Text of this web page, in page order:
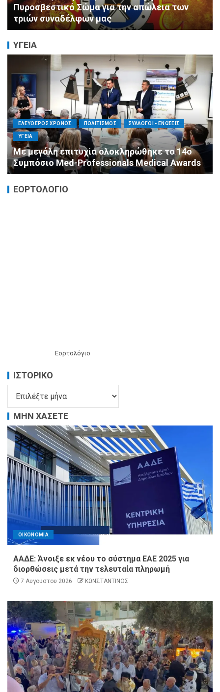
της Μεταμορφώσεως του Σωτήρος στον
Ασύρματο
ΥΓΕΙΑ
ΕΛΕΥΘΕΡΟΣ ΧΡΟΝΟΣ ΟΙΚΟΝΟΜΙΑ ΥΓΕΙΑ
Καταστροφικές δαπάνες υγείας και η
αντιμετώπισή τους
ΕΟΡΤΟΛΟΓΙΟ
Εορτολόγιο
ΙΣΤΟΡΙΚΌ
ΜΗΝ ΧΑΣΕΤΕ
ΟΙΚΟΝΟΜΙΑ
ΑΑΔΕ: Άνοιξε εκ νέου το σύστημα ΕΑΕ 2025 για
διορθώσεις μετά την τελευταία πληρωμή
7 Αυγούστου 2026 ΚΩΝΣΤΑΝΤΙΝΟΣ